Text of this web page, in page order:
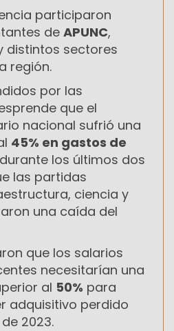
participaron
deAPUNC,
distintos sectores
región.
por las
que el
nacional sufrió una
45% en gastos de
durante los últimos dos
las partidas
ciencia y
una caída del
que los salarios
necesitarían una
al 50% para
adquisitivo perdido
2023.